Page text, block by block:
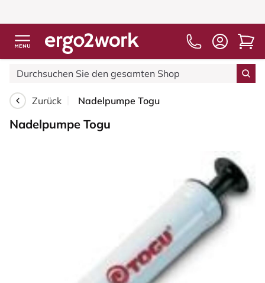
Zurück Nadelpumpe Togu
Nadelpumpe Togu